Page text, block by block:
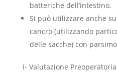
batteriche dell’intestino.
Si può utilizzare anche
cancro (utilizzando
delle sacche) con
I- Valutazione Preoperatoria